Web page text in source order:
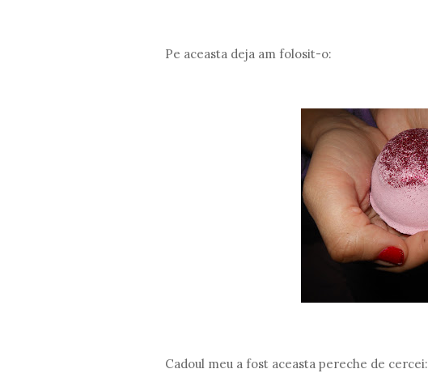
Pe aceasta deja am folosit-o:
Cadoul meu a fost aceasta pereche de cercei: